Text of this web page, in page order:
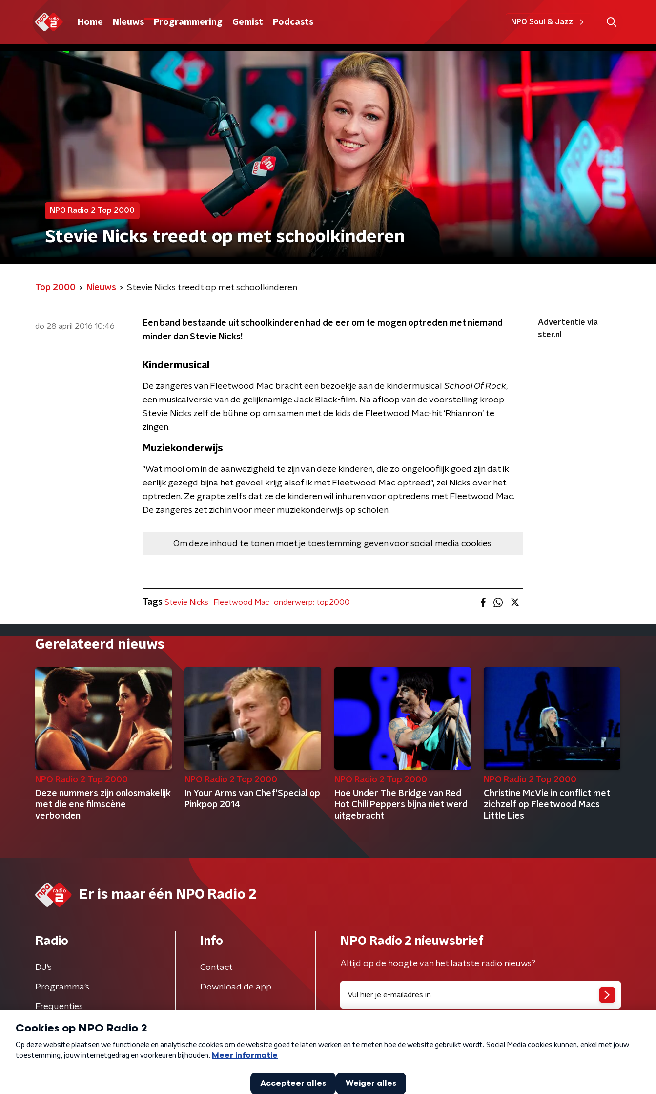
Home Nieuws Programmering Gemist Podcasts NPO Soul & Jazz
NPO Radio 2 Top 2000
Stevie Nicks treedt op met schoolkinderen
Top 2000 Nieuws Stevie Nicks treedt op met schoolkinderen
do 28 april 2016 10:46
Een band bestaande uit schoolkinderen had de eer om te mogen optreden met niemand
minder dan Stevie Nicks!
Kindermusical
De zangeres van Fleetwood Mac bracht een bezoekje aan de kindermusical School Of Rock,
een musicalversie van de gelijknamige Jack Black-film. Na afloop van de voorstelling kroop
Stevie Nicks zelf de bühne op om samen met de kids de Fleetwood Mac-hit 'Rhiannon' te
zingen.
Muziekonderwijs
"Wat mooi om in de aanwezigheid te zijn van deze kinderen, die zo ongelooflijk goed zijn dat ik
eerlijk gezegd bijna het gevoel krijg alsof ik met Fleetwood Mac optreed", zei Nicks over het
optreden. Ze grapte zelfs dat ze de kinderen wil inhuren voor optredens met Fleetwood Mac.
De zangeres zet zich in voor meer muziekonderwijs op scholen.
Om deze inhoud te tonen moet je toestemming gevenvoor social media cookies.
Advertentie via
ster.nl
Tags Stevie Nicks Fleetwood Mac onderwerp: top2000
Gerelateerd nieuws
NPO Radio 2 Top 2000
Deze nummers zijn onlosmakelijk
met die ene filmscène
verbonden
NPO Radio 2 Top 2000
In Your Arms van Chef'Special op
Pinkpop 2014
NPO Radio 2 Top 2000
Hoe Under The Bridge van Red
Hot Chili Peppers bijna niet werd
uitgebracht
NPO Radio 2 Top 2000
Christine McVie in conflict met
zichzelf op Fleetwood Macs
Little Lies
Er is maar één NPO Radio 2
Radio
DJ’s
Programma's
Frequenties
Info
Contact
Download de app
NPO Radio 2 nieuwsbrief
Altijd op de hoogte van het laatste radio nieuws?
Algemene voorwaarden Privacybeleid